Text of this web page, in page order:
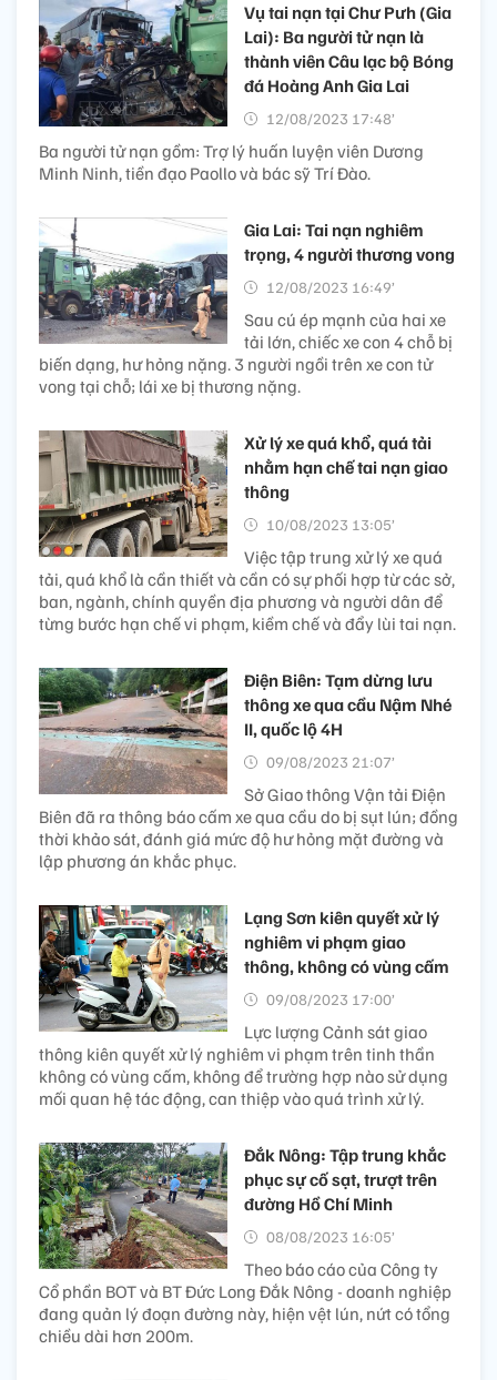
Vụ tai nạn tại Chư Pưh (Gia
Lai): Ba người tử nạn là
thành viên Câu lạc bộ Bóng
đá Hoàng Anh Gia Lai
12/08/2023 17:48’
Ba người tử nạn gồm: Trợ lý huấn luyện viên Dương
Minh Ninh, tiền đạo Paollo và bác sỹ Trí Đào.
Gia Lai: Tai nạn nghiêm
trọng, 4 người thương vong
12/08/2023 16:49’
Sau cú ép mạnh của hai xe
tải lớn, chiếc xe con 4 chỗ bị
biến dạng, hư hỏng nặng. 3 người ngồi trên xe con tử
vong tại chỗ; lái xe bị thương nặng.
Xử lý xe quá khổ, quá tải
nhằm hạn chế tai nạn giao
thông
10/08/2023 13:05’
Việc tập trung xử lý xe quá
tải, quá khổ là cần thiết và cần có sự phối hợp từ các sở,
ban, ngành, chính quyền địa phương và người dân để
từng bước hạn chế vi phạm, kiềm chế và đẩy lùi tai nạn.
Điện Biên: Tạm dừng lưu
thông xe qua cầu Nậm Nhé
II, quốc lộ 4H
09/08/2023 21:07’
Sở Giao thông Vận tải Điện
Biên đã ra thông báo cấm xe qua cầu do bị sụt lún; đồng
thời khảo sát, đánh giá mức độ hư hỏng mặt đường và
lập phương án khắc phục.
Lạng Sơn kiên quyết xử lý
nghiêm vi phạm giao
thông, không có vùng cấm
09/08/2023 17:00’
Lực lượng Cảnh sát giao
thông kiên quyết xử lý nghiêm vi phạm trên tinh thần
không có vùng cấm, không để trường hợp nào sử dụng
mối quan hệ tác động, can thiệp vào quá trình xử lý.
Đắk Nông: Tập trung khắc
phục sự cố sạt, trượt trên
đường Hồ Chí Minh
08/08/2023 16:05’
Theo báo cáo của Công ty
Cổ phần BOT và BT Đức Long Đắk Nông - doanh nghiệp
đang quản lý đoạn đường này, hiện vệt lún, nứt có tổng
chiều dài hơn 200m.